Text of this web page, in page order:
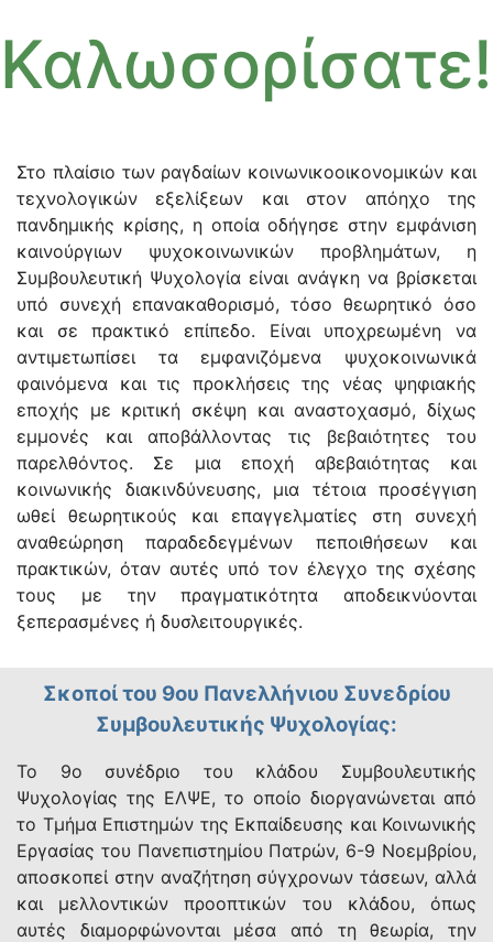
Καλωσορίσατε!
Στο πλαίσιο των ραγδαίων κοινωνικοοικονομικών και
τεχνολογικών εξελίξεων και στον απόηχο της
πανδημικής κρίσης, η οποία οδήγησε στην εμφάνιση
καινούργιων ψυχοκοινωνικών προβλημάτων, η
Συμβουλευτική Ψυχολογία είναι ανάγκη να βρίσκεται
υπό συνεχή επανακαθορισμό, τόσο θεωρητικό όσο
και σε πρακτικό επίπεδο. Είναι υποχρεωμένη να
αντιμετωπίσει τα εμφανιζόμενα ψυχοκοινωνικά
φαινόμενα και τις προκλήσεις της νέας ψηφιακής
εποχής με κριτική σκέψη και αναστοχασμό, δίχως
εμμονές και αποβάλλοντας τις βεβαιότητες του
παρελθόντος. Σε μια εποχή αβεβαιότητας και
κοινωνικής διακινδύνευσης, μια τέτοια προσέγγιση
ωθεί θεωρητικούς και επαγγελματίες στη συνεχή
αναθεώρηση παραδεδεγμένων πεποιθήσεων και
πρακτικών, όταν αυτές υπό τον έλεγχο της σχέσης
τους με την πραγματικότητα αποδεικνύονται
ξεπερασμένες ή δυσλειτουργικές.
Σκοποί του 9ου Πανελλήνιου Συνεδρίου
Συμβουλευτικής Ψυχολογίας:
Το 9ο συνέδριο του κλάδου Συμβουλευτικής
Ψυχολογίας της ΕΛΨΕ, το οποίο διοργανώνεται από
το Τμήμα Επιστημών της Εκπαίδευσης και Κοινωνικής
Εργασίας του Πανεπιστημίου Πατρών, 6-9 Νοεμβρίου,
αποσκοπεί στην αναζήτηση σύγχρονων τάσεων, αλλά
και μελλοντικών προοπτικών του κλάδου, όπως
αυτές διαμορφώνονται μέσα από τη θεωρία, την